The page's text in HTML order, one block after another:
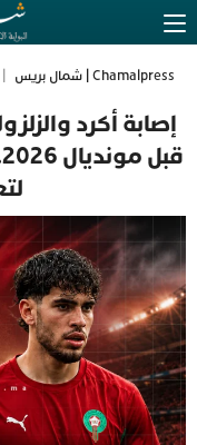
Chamalpress | شمال بريس
إصابة أكرد